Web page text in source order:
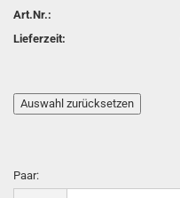
Art.Nr.:
Lieferzeit:
Paar: